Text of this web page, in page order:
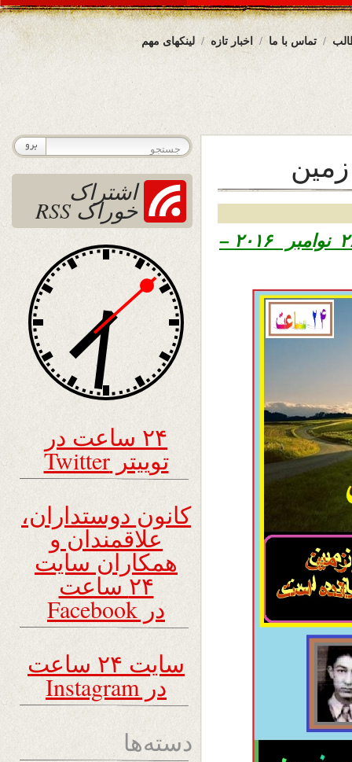
لینکهای مهم اخبار تازه تماس با ما
تاریخ نشر شنبه ششم قوس ۱۳۹۵ – ۲۶ نوامبر ۲۰۱۶ –
اشتراک
خوراک RSS
۲۴ ساعت در
توییتر Twitter
کانون دوستداران،
علاقمندان و
همکاران سایت
۲۴ ساعت
در Facebook
سایت ۲۴ ساعت
در Instagram
دسته‌ها